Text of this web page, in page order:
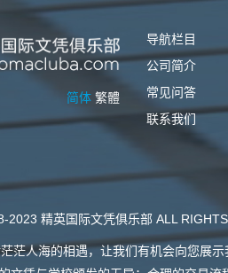
简体 繁體
导航栏目
公司简介
常见问答
联系我们
2023 精英国际文凭俱乐部 ALL
茫人海的相遇，让我们有机会向您展